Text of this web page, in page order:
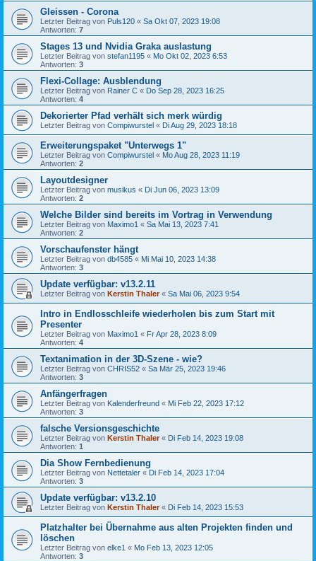
Gleissen - Corona
Letzter Beitrag von Puls120 « Sa Okt 07, 2023 19:08
Antworten: 7
Stages 13 und Nvidia Graka auslastung
Letzter Beitrag von stefan1195 « Mo Okt 02, 2023 6:53
Antworten: 3
Flexi-Collage: Ausblendung
Letzter Beitrag von Rainer C « Do Sep 28, 2023 16:25
Antworten: 4
Dekorierter Pfad verhält sich merk würdig
Letzter Beitrag von Compiwurstel « Di Aug 29, 2023 18:18
Erweiterungspaket "Unterwegs 1"
Letzter Beitrag von Compiwurstel « Mo Aug 28, 2023 11:19
Antworten: 2
Layoutdesigner
Letzter Beitrag von musikus « Di Jun 06, 2023 13:09
Antworten: 2
Welche Bilder sind bereits im Vortrag in Verwendung
Letzter Beitrag von Maximo1 « Sa Mai 13, 2023 7:41
Antworten: 2
Vorschaufenster hängt
Letzter Beitrag von db4585 « Mi Mai 10, 2023 14:38
Antworten: 3
Update verfügbar: v13.2.11
Letzter Beitrag von Kerstin Thaler« Sa Mai 06, 2023 9:54
Intro in Endlosschleife wiederholen bis zum Start mit
Presenter
Letzter Beitrag von Maximo1 « Fr Apr 28, 2023 8:09
Antworten: 4
Textanimation in der 3D-Szene - wie?
Letzter Beitrag von CHRIS52 « Sa Mär 25, 2023 19:46
Antworten: 3
Anfängerfragen
Letzter Beitrag von Kalenderfreund « Mi Feb 22, 2023 17:12
Antworten: 3
falsche Versionsgeschichte
Letzter Beitrag von Kerstin Thaler« Di Feb 14, 2023 19:08
Antworten: 1
Dia Show Fernbedienung
Letzter Beitrag von Nettetaler « Di Feb 14, 2023 17:04
Antworten: 3
Update verfügbar: v13.2.10
Letzter Beitrag von Kerstin Thaler« Di Feb 14, 2023 15:53
Platzhalter bei Übernahme aus alten Projekten finden und
löschen
Letzter Beitrag von elke1 « Mo Feb 13, 2023 12:05
Antworten: 3